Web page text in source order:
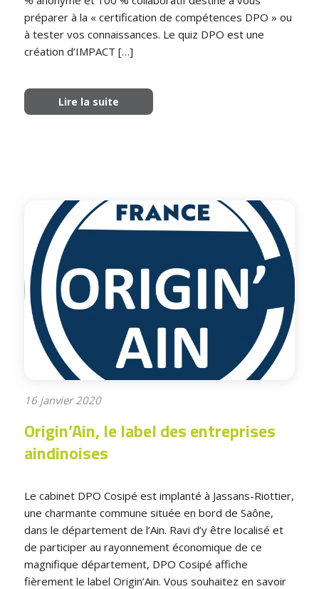
préparer à la « certification de compétences DPO » ou
à tester vos connaissances. Le quiz DPO est une
création d’IMPACT […]
Lire la suite
16 janvier 2020
Origin’Ain, le label des entreprises
aindinoises
Le cabinet DPO Cosipé est implanté à Jassans-Riottier,
une charmante commune située en bord de Saône,
dans le département de l’Ain. Ravi d’y être localisé et
de participer au rayonnement économique de ce
magnifique département, DPO Cosipé affiche
fièrement le label Origin’Ain. Vous souhaitez en savoir